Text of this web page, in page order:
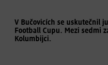
V Bučovicích se uskutečnil
Football Cupu. Mezi sedmi
Kolumbijci.